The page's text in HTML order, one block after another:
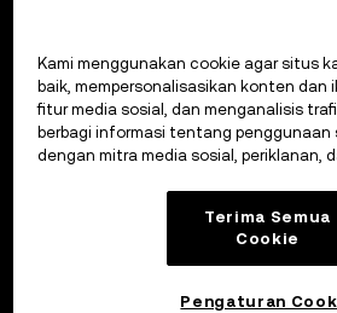
Kami menggunakan cookie agar situs
baik, mempersonalisasikan konten dan
fitur media sosial, dan menganalisis
berbagi informasi tentang penggunaan
dengan mitra media sosial, periklanan,
Terima Semua
Cookie
Pengaturan